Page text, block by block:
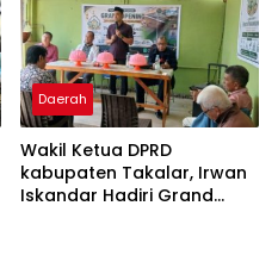
Daerah
Wakil Ketua DPRD
kabupaten Takalar, Irwan
Iskandar Hadiri Grand